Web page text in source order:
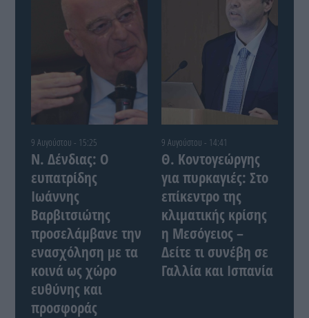
9 Αυγούστου - 15:25
Ν. Δένδιας: Ο
ευπατρίδης
Ιωάννης
Βαρβιτσιώτης
προσελάμβανε την
ενασχόληση με τα
κοινά ως χώρο
ευθύνης και
προσφοράς
9 Αυγούστου - 14:41
Θ. Κοντογεώργης
για πυρκαγιές: Στο
επίκεντρο της
κλιματικής κρίσης
η Μεσόγειος –
Δείτε τι συνέβη σε
Γαλλία και Ισπανία